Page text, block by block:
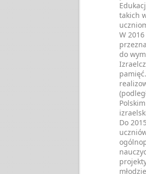
takich
W
do
Do